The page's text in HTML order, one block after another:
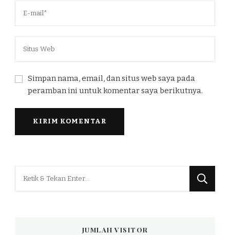
Simpan nama, email, dan situs web saya pada
peramban ini untuk komentar saya berikutnya.
Mencari
JUMLAH VISITOR